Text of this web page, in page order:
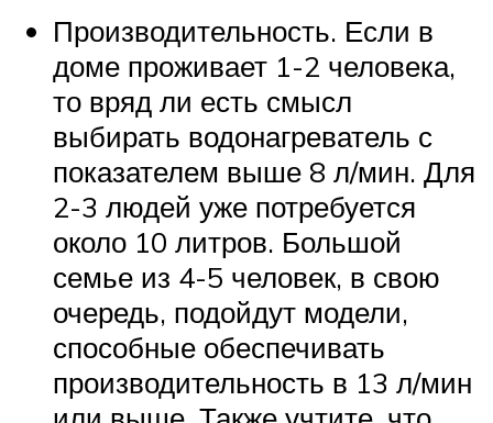
Производительность. Если в
доме проживает 1-2 человека,
то вряд ли есть смысл
выбирать водонагреватель с
показателем выше 8 л/мин. Для
2-3 людей уже потребуется
около 10 литров. Большой
семье из 4-5 человек, в свою
очередь, подойдут модели,
способные обеспечивать
производительность в 13 л/мин